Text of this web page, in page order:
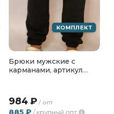
КОМПЛЕКТ
Брюки мужские с
карманами, артикул
984 ₽ / опт
885 ₽ / крупный опт i